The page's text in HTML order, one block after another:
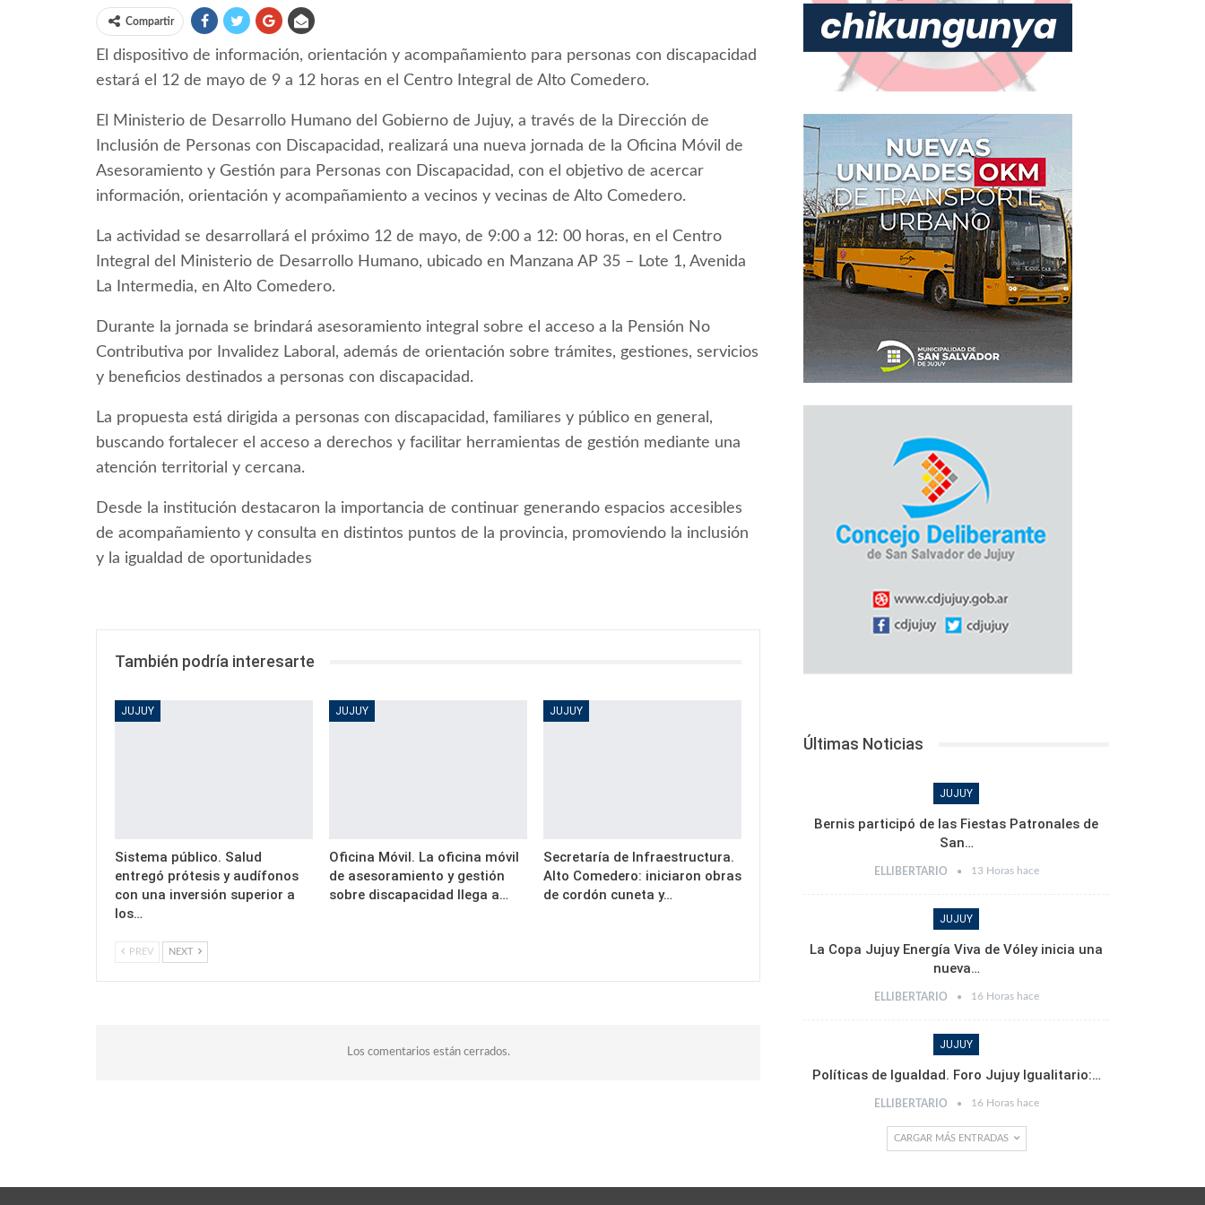
Compartir
El dispositivo de información, orientación y acompañamiento para personas con discapacidad
estará el 12 de mayo de 9 a 12 horas en el Centro Integral de Alto Comedero.
El Ministerio de Desarrollo Humano del Gobierno de Jujuy, a través de la Dirección de
Inclusión de Personas con Discapacidad, realizará una nueva jornada de la Oficina Móvil de
Asesoramiento y Gestión para Personas con Discapacidad, con el objetivo de acercar
información, orientación y acompañamiento a vecinos y vecinas de Alto Comedero.
La actividad se desarrollará el próximo 12 de mayo, de 9:00 a 12: 00 horas, en el Centro
Integral del Ministerio de Desarrollo Humano, ubicado en Manzana AP 35 – Lote 1, Avenida
La Intermedia, en Alto Comedero.
Durante la jornada se brindará asesoramiento integral sobre el acceso a la Pensión No
Contributiva por Invalidez Laboral, además de orientación sobre trámites, gestiones, servicios
y beneficios destinados a personas con discapacidad.
La propuesta está dirigida a personas con discapacidad, familiares y público en general,
buscando fortalecer el acceso a derechos y facilitar herramientas de gestión mediante una
atención territorial y cercana.
Desde la institución destacaron la importancia de continuar generando espacios accesibles
de acompañamiento y consulta en distintos puntos de la provincia, promoviendo la inclusión
y la igualdad de oportunidades
También podría interesarte
JUJUY
Sistema público. Salud
entregó prótesis y audífonos
con una inversión superior a
los…
JUJUY
Oficina Móvil. La oficina móvil
de asesoramiento y gestión
sobre discapacidad llega a…
JUJUY
Secretaría de Infraestructura.
Alto Comedero: iniciaron obras
de cordón cuneta y…
PREV NEXT
Los comentarios están cerrados.
Últimas Noticias
JUJUY
Bernis participó de las Fiestas Patronales de
San…
ELLIBERTARIO 13 Horas hace
JUJUY
La Copa Jujuy Energía Viva de Vóley inicia una
nueva…
ELLIBERTARIO 16 Horas hace
JUJUY
Políticas de Igualdad. Foro Jujuy Igualitario:…
ELLIBERTARIO 16 Horas hace
CARGAR MÁS ENTRADAS